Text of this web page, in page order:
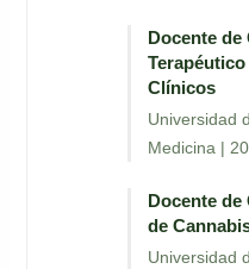
Docente de
Clínicos
Universidad
Medicina |
Docente de
de
Universidad